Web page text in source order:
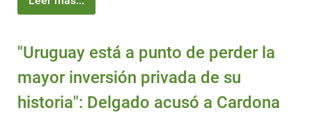
"Uruguay está a punto de perder la
mayor inversión privada de su
historia": Delgado acusó a Cardona